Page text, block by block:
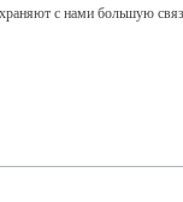
с нами большую